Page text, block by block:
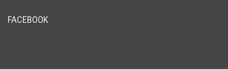
FACEBOOK